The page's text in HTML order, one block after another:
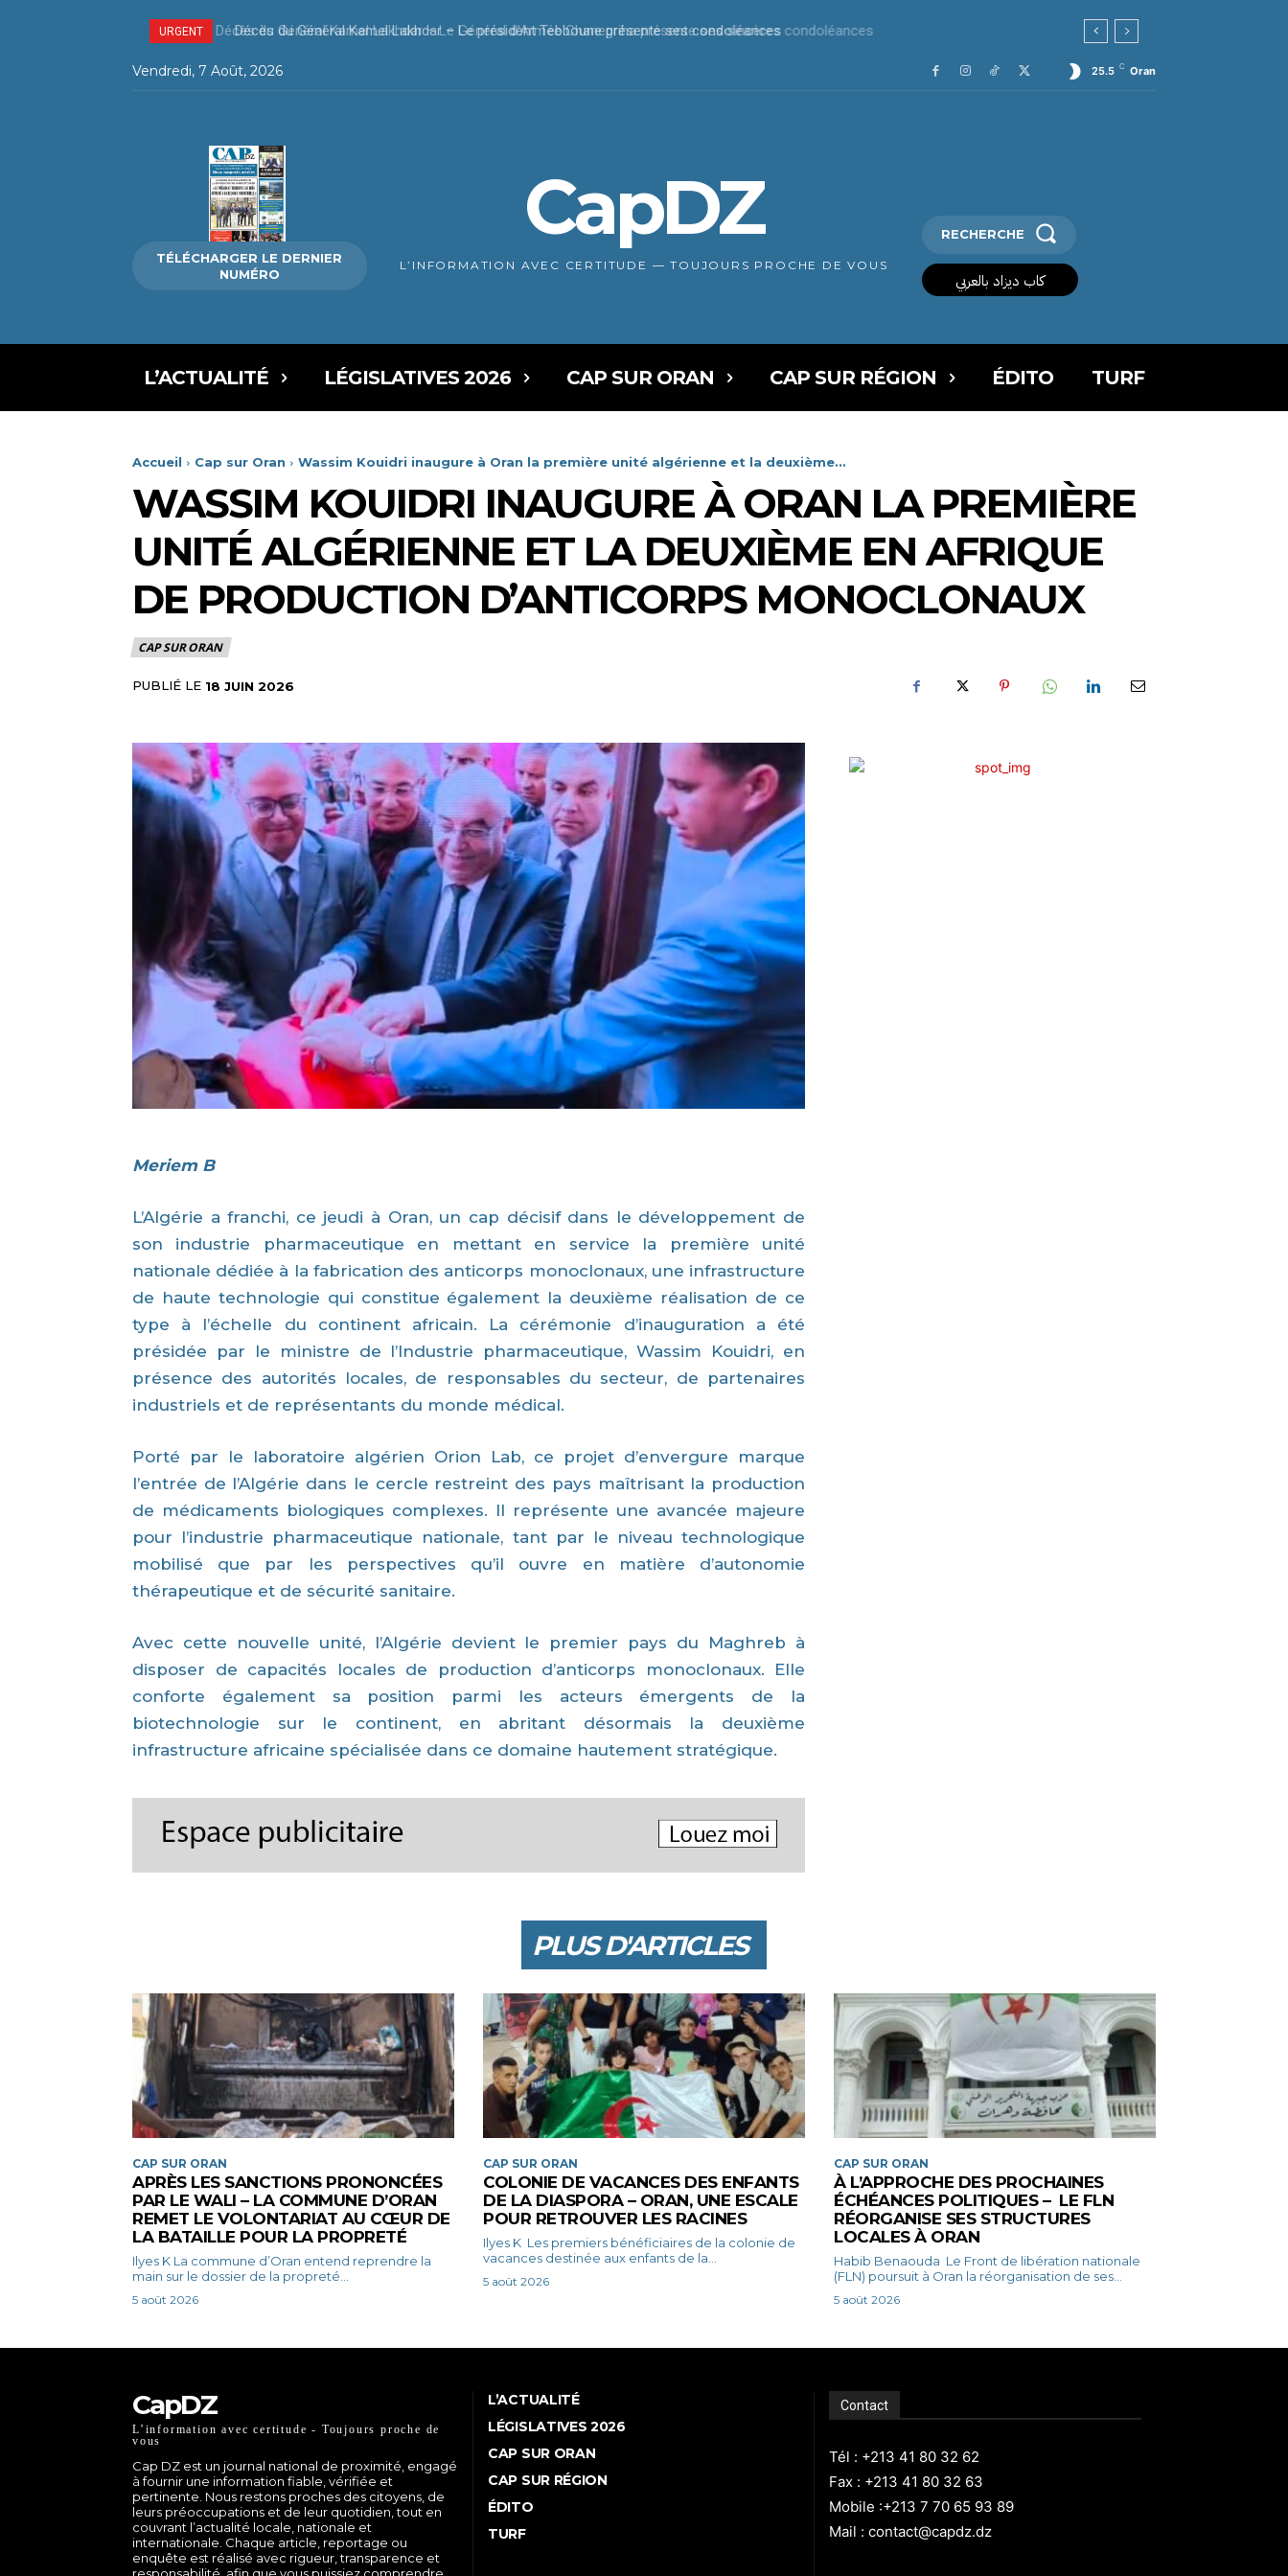
URGENT Décès du Général Kamel Lakhdar – Le président Tebboune présente ses condoléances
Vendredi, 7 Août, 2026 25.5 C Oran
TÉLÉCHARGER LE DERNIER
NUMÉRO
CapDZ
L’INFORMATION AVEC CERTITUDE — TOUJOURS PROCHE DE VOUS
RECHERCHE
كاب ديزاد بالعربي
L’ACTUALITÉ LÉGISLATIVES 2026 CAP SUR ORAN CAP SUR RÉGION ÉDITO TURF
Accueil Cap sur Oran Wassim Kouidri inaugure à Oran la première unité algérienne et la deuxième...
WASSIM KOUIDRI INAUGURE À ORAN LA PREMIÈRE
UNITÉ ALGÉRIENNE ET LA DEUXIÈME EN AFRIQUE
DE PRODUCTION D’ANTICORPS MONOCLONAUX
CAP SUR ORAN
PUBLIÉ LE 18 JUIN 2026
Meriem B
L’Algérie a franchi, ce jeudi à Oran, un cap décisif dans le développement de
son industrie pharmaceutique en mettant en service la première unité
nationale dédiée à la fabrication des anticorps monoclonaux, une infrastructure
de haute technologie qui constitue également la deuxième réalisation de ce
type à l’échelle du continent africain. La cérémonie d’inauguration a été
présidée par le ministre de l’Industrie pharmaceutique, Wassim Kouidri, en
présence des autorités locales, de responsables du secteur, de partenaires
industriels et de représentants du monde médical.
Porté par le laboratoire algérien Orion Lab, ce projet d’envergure marque
l’entrée de l’Algérie dans le cercle restreint des pays maîtrisant la production
de médicaments biologiques complexes. Il représente une avancée majeure
pour l’industrie pharmaceutique nationale, tant par le niveau technologique
mobilisé que par les perspectives qu’il ouvre en matière d’autonomie
thérapeutique et de sécurité sanitaire.
Avec cette nouvelle unité, l’Algérie devient le premier pays du Maghreb à
disposer de capacités locales de production d’anticorps monoclonaux. Elle
conforte également sa position parmi les acteurs émergents de la
biotechnologie sur le continent, en abritant désormais la deuxième
infrastructure africaine spécialisée dans ce domaine hautement stratégique.
PLUS D'ARTICLES
CAP SUR ORAN
APRÈS LES SANCTIONS PRONONCÉES
PAR LE WALI – LA COMMUNE D’ORAN
REMET LE VOLONTARIAT AU CŒUR DE
LA BATAILLE POUR LA PROPRETÉ
Ilyes K La commune d’Oran entend reprendre la
main sur le dossier de la propreté...
5 août 2026
CAP SUR ORAN
COLONIE DE VACANCES DES ENFANTS
DE LA DIASPORA – ORAN, UNE ESCALE
POUR RETROUVER LES RACINES
Ilyes K Les premiers bénéficiaires de la colonie de
vacances destinée aux enfants de la...
5 août 2026
CAP SUR ORAN
À L’APPROCHE DES PROCHAINES
ÉCHÉANCES POLITIQUES – LE FLN
RÉORGANISE SES STRUCTURES
LOCALES À ORAN
Habib Benaouda Le Front de libération nationale
(FLN) poursuit à Oran la réorganisation de ses...
5 août 2026
CapDZ
L’information avec certitude - Toujours proche de
vous
Cap DZ est un journal national de proximité, engagé
à fournir une information fiable, vérifiée et
pertinente. Nous restons proches des citoyens, de
leurs préoccupations et de leur quotidien, tout en
couvrant l’actualité locale, nationale et
internationale. Chaque article, reportage ou
enquête est réalisé avec rigueur, transparence et
L’ACTUALITÉ
LÉGISLATIVES 2026
CAP SUR ORAN
CAP SUR RÉGION
ÉDITO
TURF
Contact
Tél : +213 41 80 32 62
Fax : +213 41 80 32 63
Mobile :+213 7 70 65 93 89
Mail : contact@capdz.dz